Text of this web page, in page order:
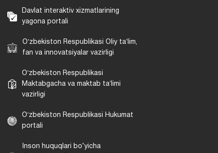
Davlat interaktiv xizmatlarining
yagona portali
Oʻzbekiston Respublikasi Oliy taʼlim,
fan va innovatsiyalar vazirligi
Oʻzbekiston Respublikasi
Maktabgacha va maktab taʼlimi
vazirligi
Oʻzbekiston Respublikasi Hukumat
portali
Inson huquqlari bo‘yicha